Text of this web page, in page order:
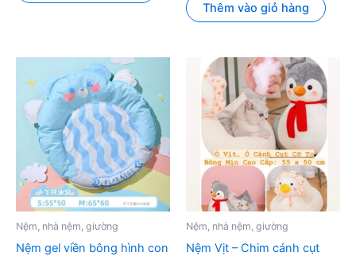
Thêm vào giỏ hàng
Nệm, nhà nệm, giường
Nệm gel viền bông hình con
Nệm, nhà nệm, giường
Nệm Vịt – Chim cánh cụt